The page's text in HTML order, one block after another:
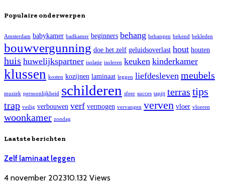
Populaire onderwerpen
Amsterdam babykamer badkamer beginners behang behangen bekend bekleden
bouwvergunning doe het zelf geluidsoverlast hout houten
huis huwelijkspartner isolatie isoleren keuken kinderkamer
klussen kosten kozijnen laminaat leggen liefdesleven meubels
muziek persoonlijkheid schilderen sfeer succes tapijt terras tips
trap veilig verbouwen verf vermogen vervangen verven vloer vloeren
woonkamer zondag
Laatste berichten
Zelf laminaat leggen
4 november 202310.132 Views